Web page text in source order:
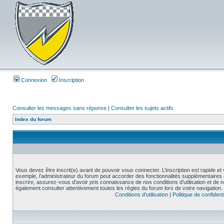
Connexion Inscription
Consulter les messages sans réponse | Consulter les sujets actifs
Index du forum
Vous devez être inscrit(e) avant de pouvoir vous connecter. L’inscription est rapide
exemple, l’administrateur du forum peut accorder des fonctionnalités
inscrire, assurez-vous d’avoir pris connaissance de nos conditions d’utilisation et de
également consulter attentivement toutes les règles du forum lors de votre navigation.
Conditions d’utilisation| Politique de